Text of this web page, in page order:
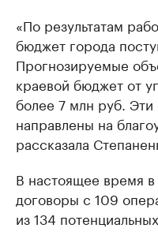
«По результатам
бюджет города
Прогнозируемые
краевой бюджет от
более 7 млн руб. Эти
направлены на
рассказала
В настоящее время
договоры с 109
из 134 потенциальных.